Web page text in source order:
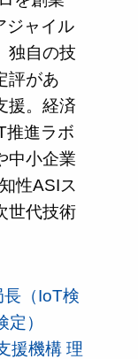
ジャイル
独自の技
評があ
援。経済
推進ラボ
中小企業
性ASIス
世代技術
（IoT検
）
援機構 理